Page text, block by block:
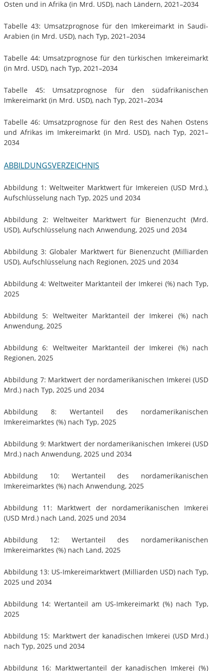
Osten und in Afrika (in Mrd. USD), nach Ländern, 2021–2034
Tabelle 43: Umsatzprognose für den Imkereimarkt in Saudi-
Arabien (in Mrd. USD), nach Typ, 2021–2034
Tabelle 44: Umsatzprognose für den türkischen Imkereimarkt
(in Mrd. USD), nach Typ, 2021–2034
Tabelle 45: Umsatzprognose für den südafrikanischen
Imkereimarkt (in Mrd. USD), nach Typ, 2021–2034
Tabelle 46: Umsatzprognose für den Rest des Nahen Ostens
und Afrikas im Imkereimarkt (in Mrd. USD), nach Typ, 2021–
2034
ABBILDUNGSVERZEICHNIS
Abbildung 1: Weltweiter Marktwert für Imkereien (USD Mrd.),
Aufschlüsselung nach Typ, 2025 und 2034
Abbildung 2: Weltweiter Marktwert für Bienenzucht (Mrd.
USD), Aufschlüsselung nach Anwendung, 2025 und 2034
Abbildung 3: Globaler Marktwert für Bienenzucht (Milliarden
USD), Aufschlüsselung nach Regionen, 2025 und 2034
Abbildung 4: Weltweiter Marktanteil der Imkerei (%) nach Typ,
2025
Abbildung 5: Weltweiter Marktanteil der Imkerei (%) nach
Anwendung, 2025
Abbildung 6: Weltweiter Marktanteil der Imkerei (%) nach
Regionen, 2025
Abbildung 7: Marktwert der nordamerikanischen Imkerei (USD
Mrd.) nach Typ, 2025 und 2034
Abbildung 8: Wertanteil des nordamerikanischen
Imkereimarktes (%) nach Typ, 2025
Abbildung 9: Marktwert der nordamerikanischen Imkerei (USD
Mrd.) nach Anwendung, 2025 und 2034
Abbildung 10: Wertanteil des nordamerikanischen
Imkereimarktes (%) nach Anwendung, 2025
Abbildung 11: Marktwert der nordamerikanischen Imkerei
(USD Mrd.) nach Land, 2025 und 2034
Abbildung 12: Wertanteil des nordamerikanischen
Imkereimarktes (%) nach Land, 2025
Abbildung 13: US-Imkereimarktwert (Milliarden USD) nach Typ,
2025 und 2034
Abbildung 14: Wertanteil am US-Imkereimarkt (%) nach Typ,
2025
Abbildung 15: Marktwert der kanadischen Imkerei (USD Mrd.)
nach Typ, 2025 und 2034
Abbildung 16: Marktwertanteil der kanadischen Imkerei (%)